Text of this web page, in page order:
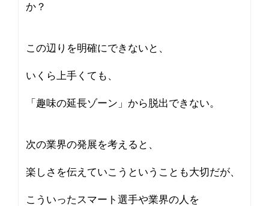
か？
この辺りを明確にできないと、
いくら上手くても、
「趣味の延長ゾーン」から脱出できない。
次の業界の発展を考えると、
楽しさを伝えていこうということも大切だが、
こういったスマート選手や業界の人を